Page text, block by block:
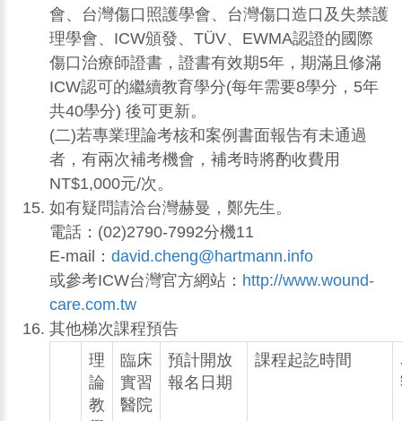
會、台灣傷口照護學會、台灣傷口造口及失禁護
理學會、ICW頒發、TÜV、EWMA認證的國際
傷口治療師證書，證書有效期5年，期滿且修滿
ICW認可的繼續教育學分(每年需要8學分，5年
共40學分) 後可更新。
(二)若專業理論考核和案例書面報告有未通過
者，有兩次補考機會，補考時將酌收費用
NT$1,000元/次。
如有疑問請洽台灣赫曼，鄭先生。
電話：(02)2790-7992分機11
E-mail： david.cheng@hartmann.info
或參考ICW台灣官方網站： http://www.wound-
care.com.tw
其他梯次課程預告
理
論
教
臨床
實習
醫院
預計開放
報名日期
課程起訖時間